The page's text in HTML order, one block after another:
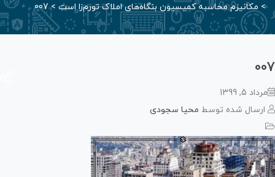
مکانیزم محاسبه کمیسیون بنگاه‌های املاک تورم‌زا است>
007
5, 1399
شده توسطمحیا سجودی